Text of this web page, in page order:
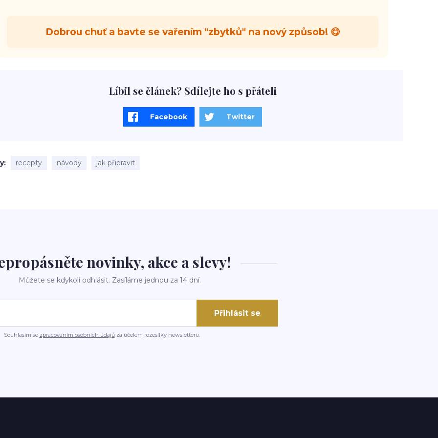
Dobrou chuť a bavte se vařením "zbytků" na nový způsob! 😋
Líbil se článek? Sdílejte ho s přáteli
Facebook Twitter
recepty návody jak připravit
novinky, akce a slevy!
Můžete se kdykoli odhlásit. Zasíláme jednou za 14 dní.
Přihlásit se
Souhlasím se zpracováním osobních údajůza účelem rozesílky newsletteru.